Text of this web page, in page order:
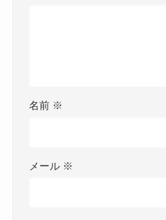
名前 ※
メール ※